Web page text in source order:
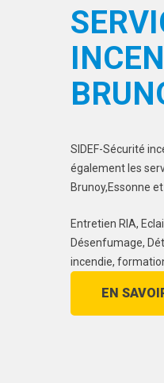
SIDEF-Sécurité
également les
Brunoy,Essonne
Entretien RIA,
Désenfumage,
incendie,
EN